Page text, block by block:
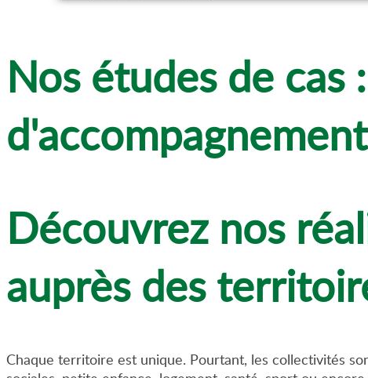
Nos études de cas
Découvrez nos
auprès des
Chaque territoire est unique. Pourtant, les collectivités